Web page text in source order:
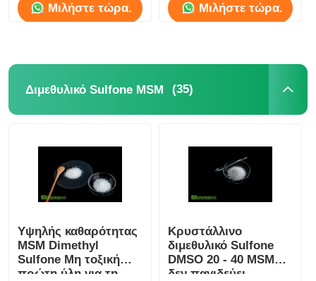
Μιλήστε τώρα. Μιλήστε τώρα.
Διμεθυλικό Sulfone MSM (35)
Υψηλής καθαρότητας
MSM Dimethyl
Sulfone Μη τοξική
πρώτη ύλη για τη
Κρυστάλλινο
διμεθυλικό Sulfone
DMSO 20 - 40 MSM
δεν παγιδεύει